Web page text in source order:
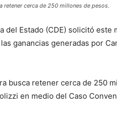
retener cerca de 250 millones de pesos.
del Estado (CDE) solicitó este
ganancias generadas por
busca retener cerca de 250
en medio del Caso